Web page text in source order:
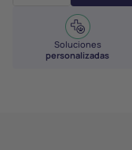
Soluciones
personalizadas